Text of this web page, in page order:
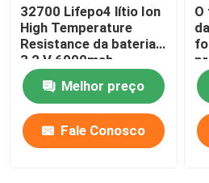
32700 Lifepo4 lítio Ion
High Temperature
Resistance da bateria
3,2 V 6000mah
Melhor preço
Fale Conosco